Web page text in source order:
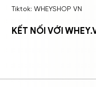
Tiktok: WHEYSHOP VN
KẾT NỐI VỚI